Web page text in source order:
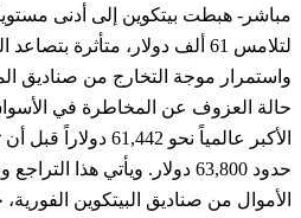
مباشر- هبطت بيتكوين إلى أدنى
لتلامس 61 ألف دولار، متأثرة
واستمرار موجة التخارج من صناديق
حالة العزوف عن المخاطرة في
الأكبر عالمياً نحو
حدود 63,800 دولار. ويأتي
الأموال من صناديق البيتكوين